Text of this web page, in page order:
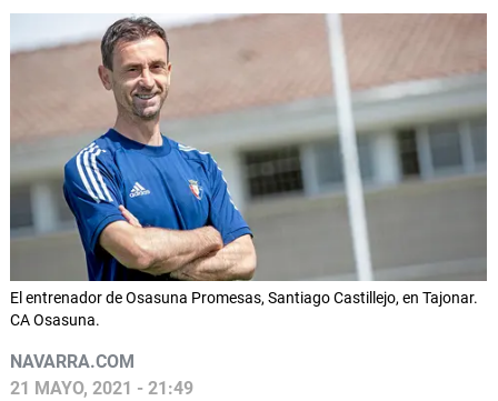
El entrenador de Osasuna Promesas, Santiago Castillejo, en Tajonar.
CA Osasuna.
NAVARRA.COM
21 MAYO, 2021 - 21:49